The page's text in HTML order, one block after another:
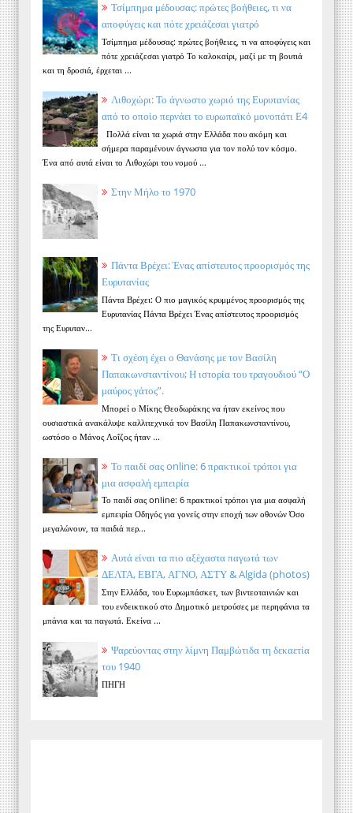
Τσίμπημα μέδουσας: πρώτες βοήθειες, τι να
αποφύγεις και πότε χρειάζεσαι γιατρό
Τσίμπημα μέδουσας: πρώτες βοήθειες, τι να αποφύγεις και
πότε χρειάζεσαι γιατρό Το καλοκαίρι, μαζί με τη βουτιά
και τη δροσιά, έρχεται ...
Λιθοχώρι: Το άγνωστο χωριό της Ευρυτανίας
από το οποίο περνάει το ευρωπαϊκό μονοπάτι Ε4
Πολλά είναι τα χωριά στην Ελλάδα που ακόμη και
σήμερα παραμένουν άγνωστα για τον πολύ τον κόσμο.
Ένα από αυτά είναι το Λιθοχώρι του νομού ...
Στην Μήλο το 1970
Πάντα Βρέχει: Ένας απίστευτος προορισμός της
Ευρυτανίας
Πάντα Βρέχει: Ο πιο μαγικός κρυμμένος προορισμός της
Ευρυτανίας Πάντα Βρέχει Ένας απίστευτος προορισμός
της Ευρυταν...
Τι σχέση έχει ο Θανάσης με τον Βασίλη
Παπακωνσταντίνου; Η ιστορία του τραγουδιού “Ο
μαύρος γάτος”.
Μπορεί ο Μίκης Θεοδωράκης να ήταν εκείνος που
ουσιαστικά ανακάλυψε καλλιτεχνικά τον Βασίλη Παπακωνσταντίνου,
ωστόσο ο Μάνος Λοΐζος ήταν ...
Το παιδί σας online: 6 πρακτικοί τρόποι για
μια ασφαλή εμπειρία
Το παιδί σας online: 6 πρακτικοί τρόποι για μια ασφαλή
εμπειρία Οδηγός για γονείς στην εποχή των οθονών Όσο
μεγαλώνουν, τα παιδιά περ...
Αυτά είναι τα πιο αξέχαστα παγωτά των
ΔΕΛΤΑ, ΕΒΓΑ, ΑΓΝΟ, ΑΣΤΥ & Algida (photos)
Στην Ελλάδα, του Ευρωμπάσκετ, των βιντεοταινιών και
του ενδεικτικού στο Δημοτικό μετρούσες με περηφάνια τα
μπάνια και τα παγωτά. Εκείνα ...
Ψαρεύοντας στην λίμνη Παμβώτιδα τη δεκαετία
του 1940
ΠΗΓΗ